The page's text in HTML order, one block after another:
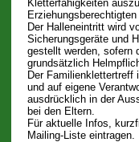
Kletterfähigkeiten
Der Halleneintritt wird
Sicherungsgeräte und
gestellt werden, sofern
grundsätzlich
Der
und auf eigene
ausdrücklich in der
bei den Eltern.
Für aktuelle Infos,
Mailing-Liste eintragen.